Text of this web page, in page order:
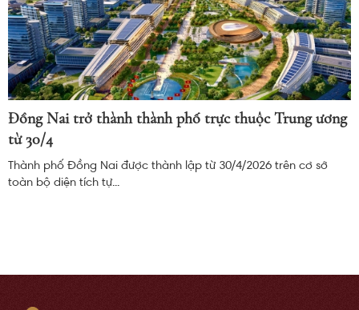
Đồng Nai trở thành thành phố trực thuộc Trung ương
từ 30/4
Thành phố Đồng Nai được thành lập từ 30/4/2026 trên cơ sở
toàn bộ diện tích tự...